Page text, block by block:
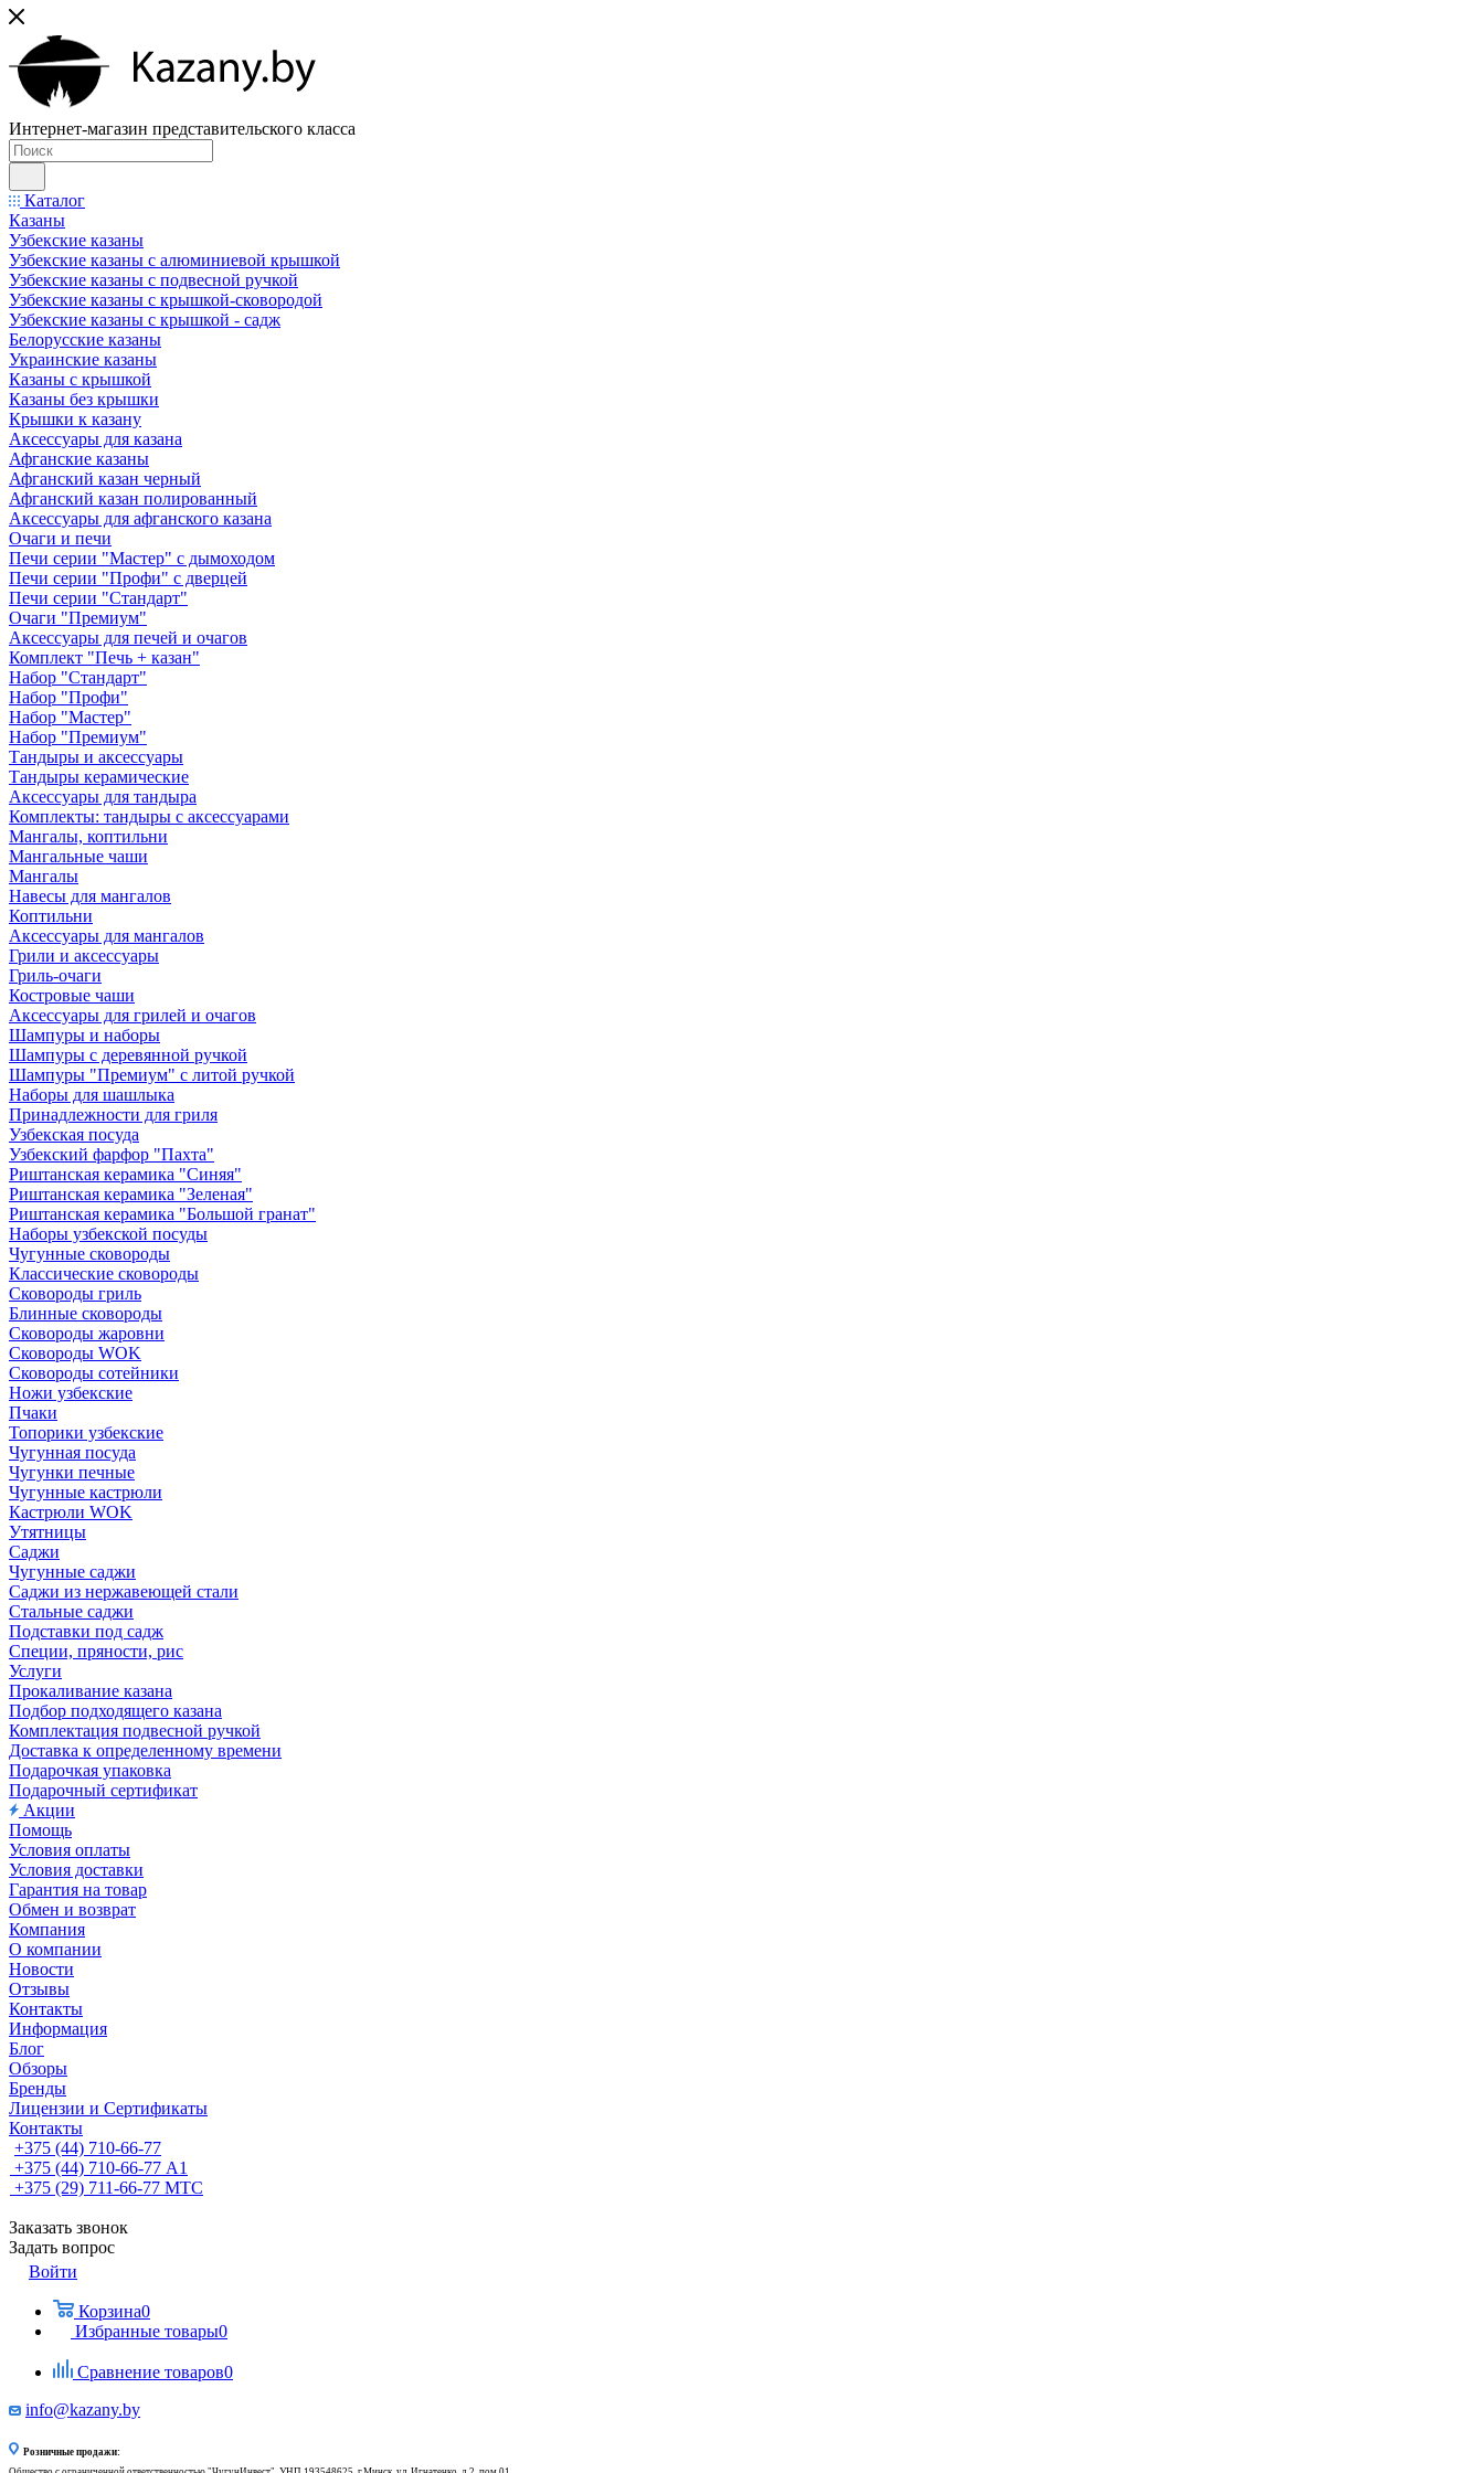
Интернет-магазин представительского класса
Каталог
Казаны
Узбекские казаны
Узбекские казаны с алюминиевой крышкой
Узбекские казаны с подвесной ручкой
Узбекские казаны с крышкой-сковородой
Узбекские казаны с крышкой - садж
Белорусские казаны
Украинские казаны
Казаны с крышкой
Казаны без крышки
Крышки к казану
Аксессуары для казана
Афганские казаны
Афганский казан черный
Афганский казан полированный
Аксессуары для афганского казана
Очаги и печи
Печи серии "Мастер" с дымоходом
Печи серии "Профи" с дверцей
Печи серии "Стандарт"
Очаги "Премиум"
Аксессуары для печей и очагов
Комплект "Печь + казан"
Набор "Стандарт"
Набор "Профи"
Набор "Мастер"
Набор "Премиум"
Тандыры и аксессуары
Тандыры керамические
Аксессуары для тандыра
Комплекты: тандыры с аксессуарами
Мангалы, коптильни
Мангальные чаши
Мангалы
Навесы для мангалов
Коптильни
Аксессуары для мангалов
Грили и аксессуары
Гриль-очаги
Костровые чаши
Аксессуары для грилей и очагов
Шампуры и наборы
Шампуры с деревянной ручкой
Шампуры "Премиум" с литой ручкой
Наборы для шашлыка
Принадлежности для гриля
Узбекская посуда
Узбекский фарфор "Пахта"
Риштанская керамика "Синяя"
Риштанская керамика "Зеленая"
Риштанская керамика "Большой гранат"
Наборы узбекской посуды
Чугунные сковороды
Классические сковороды
Сковороды гриль
Блинные сковороды
Сковороды жаровни
Сковороды WOK
Сковороды сотейники
Ножи узбекские
Пчаки
Топорики узбекские
Чугунная посуда
Чугунки печные
Чугунные кастрюли
Кастрюли WOK
Утятницы
Саджи
Чугунные саджи
Саджи из нержавеющей стали
Стальные саджи
Подставки под садж
Специи, пряности, рис
Услуги
Прокаливание казана
Подбор подходящего казана
Комплектация подвесной ручкой
Доставка к определенному времени
Подарочкая упаковка
Подарочный сертификат
Акции
Помощь
Условия оплаты
Условия доставки
Гарантия на товар
Обмен и возврат
Компания
О компании
Новости
Отзывы
Контакты
Информация
Блог
Обзоры
Бренды
Лицензии и Сертификаты
Контакты
+375 (44) 710-66-77
+375 (44) 710-66-77 А1
+375 (29) 711-66-77 МТС
Заказать звонок
Задать вопрос
Войти
Корзина0
Избранные товары0
Сравнение товаров0
info@kazany.by
Розничные продажи: